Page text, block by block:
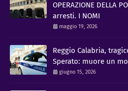
OPERAZIONE DELLA
arresti. I NOMI
maggio 19, 2026
Reggio Calabria,
Sperato: muore un
giugno 15, 2026